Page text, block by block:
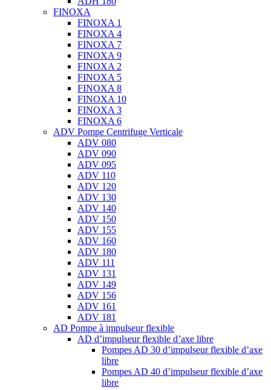
FINOXA
FINOXA 1
FINOXA 4
FINOXA 7
FINOXA 9
FINOXA 2
FINOXA 5
FINOXA 8
FINOXA 10
FINOXA 3
FINOXA 6
ADV Pompe Centrifuge Verticale
ADV 080
ADV 090
ADV 095
ADV 110
ADV 120
ADV 130
ADV 140
ADV 150
ADV 155
ADV 160
ADV 180
ADV 111
ADV 131
ADV 149
ADV 156
ADV 161
ADV 181
AD Pompe à impulseur flexible
AD d’impulseur flexible d’axe libre
Pompes AD 30 d’impulseur flexible d’axe
libre
Pompes AD 40 d’impulseur flexible d’axe
libre